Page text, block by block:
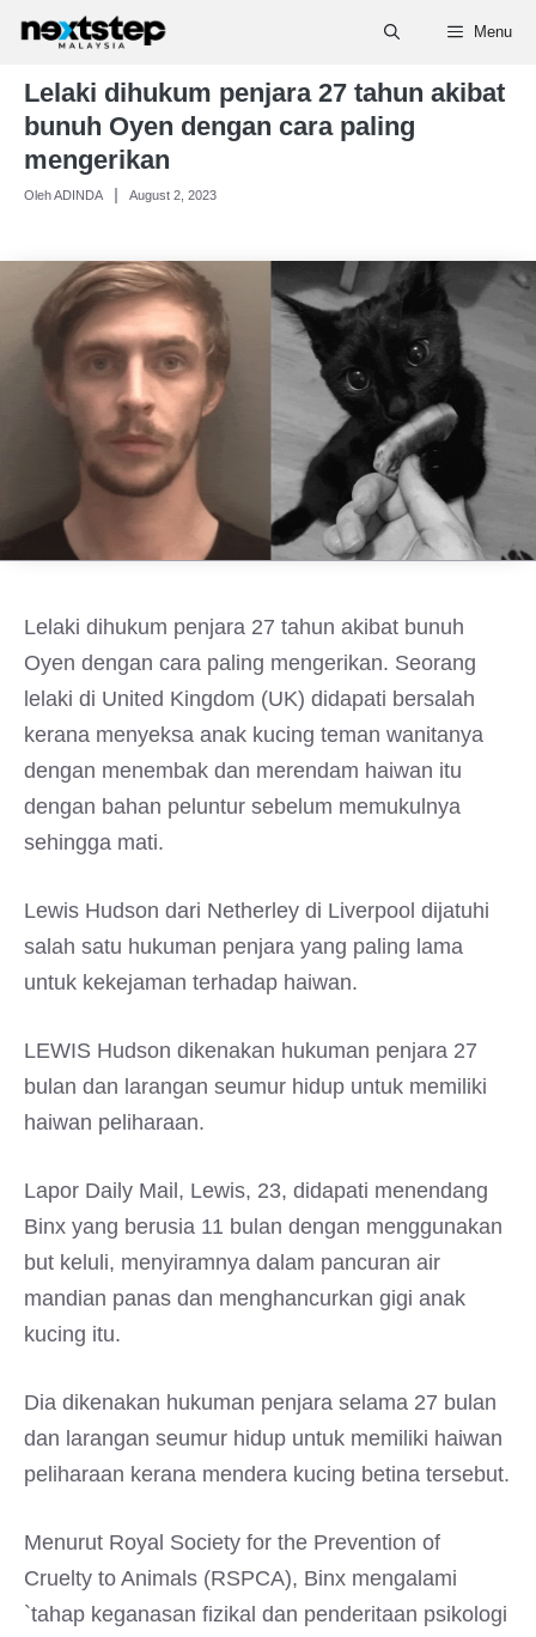
Skip
content
Menu
Lelaki dihukum penjara 27 tahun akibat
bunuh Oyen dengan cara paling
mengerikan
Oleh ADINDA August 2, 2023
Lelaki dihukum penjara 27 tahun akibat bunuh
Oyen dengan cara paling mengerikan. Seorang
lelaki di United Kingdom (UK) didapati bersalah
kerana menyeksa anak kucing teman wanitanya
dengan menembak dan merendam haiwan itu
dengan bahan peluntur sebelum memukulnya
sehingga mati.
Lewis Hudson dari Netherley di Liverpool dijatuhi
salah satu hukuman penjara yang paling lama
untuk kekejaman terhadap haiwan.
LEWIS Hudson dikenakan hukuman penjara 27
bulan dan larangan seumur hidup untuk memiliki
haiwan peliharaan.
Lapor Daily Mail, Lewis, 23, didapati menendang
Binx yang berusia 11 bulan dengan menggunakan
but keluli, menyiramnya dalam pancuran air
mandian panas dan menghancurkan gigi anak
kucing itu.
Dia dikenakan hukuman penjara selama 27 bulan
dan larangan seumur hidup untuk memiliki haiwan
peliharaan kerana mendera kucing betina tersebut.
Menurut Royal Society for the Prevention of
Cruelty to Animals (RSPCA), Binx mengalami
`tahap keganasan fizikal dan penderitaan psikologi